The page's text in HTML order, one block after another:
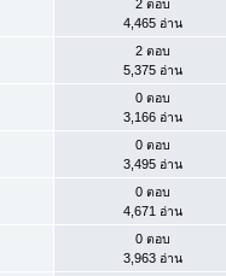
2 ตอบ
4,465 อ่าน
2 ตอบ
5,375 อ่าน
0 ตอบ
3,166 อ่าน
0 ตอบ
3,495 อ่าน
0 ตอบ
4,671 อ่าน
0 ตอบ
3,963 อ่าน